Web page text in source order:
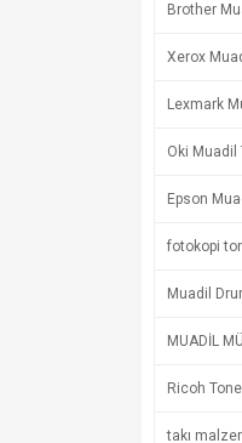
Brother
Xerox
Lexmark
Oki Muadil
Epson
fotokopi
Muadil
MUADİL
Ricoh
takı